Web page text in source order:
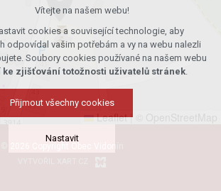
Leaflet |
Vítejte na našem webu!
cookies a související technologie, aby
odpovídal vašim potřebám a vy na webu nalezli
Soubory cookies používané na našem webu
ke zjišťování totožnosti uživatelů stránek.
Přijmout všechny cookies
Nastavit